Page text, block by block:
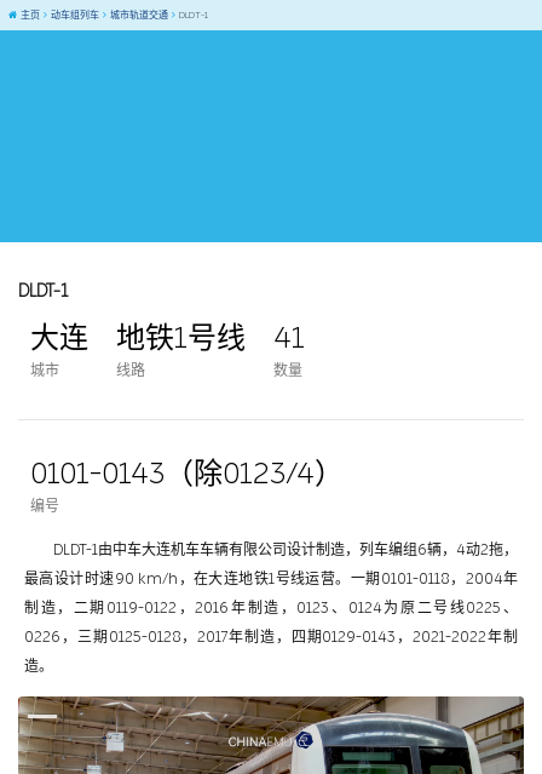
主页 动车组列车 城市轨道交通 DLDT-1
DLDT-1
大连
城市
地铁1号线
线路
41
数量
0101-0143（除0123/4）
编号
DLDT-1由中车大连机车车辆有限公司设计制造，列车编组6辆，4动2拖，
最高设计时速90 km/h，在大连地铁1号线运营。一期0101-0118，2004年
制造，二期0119-0122，2016年制造，0123、0124为原二号线0225、
0226，三期0125-0128，2017年制造，四期0129-0143，2021-2022年制
造。